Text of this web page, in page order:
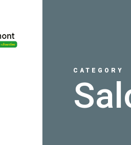
CATEGORY